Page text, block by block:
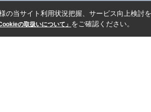
の当サイト利用状況把握、サービス向上検討
Cookieの取扱いについて」 をご確認ください。